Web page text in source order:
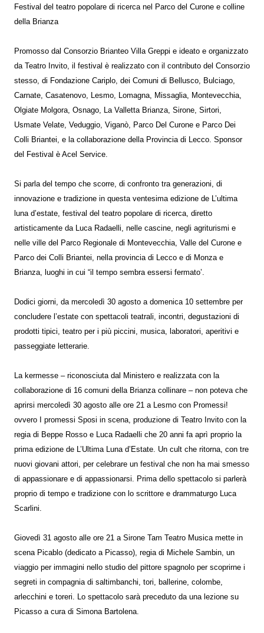
Festival del teatro popolare di ricerca nel Parco del Curone e colline
della Brianza
Promosso dal Consorzio Brianteo Villa Greppi e ideato e organizzato
da Teatro Invito, il festival è realizzato con il contributo del Consorzio
stesso, di Fondazione Cariplo, dei Comuni di Bellusco, Bulciago,
Carnate, Casatenovo, Lesmo, Lomagna, Missaglia, Montevecchia,
Olgiate Molgora, Osnago, La Valletta Brianza, Sirone, Sirtori,
Usmate Velate, Veduggio, Viganò, Parco Del Curone e Parco Dei
Colli Briantei, e la collaborazione della Provincia di Lecco. Sponsor
del Festival è Acel Service.
Si parla del tempo che scorre, di confronto tra generazioni, di
innovazione e tradizione in questa ventesima edizione de L’ultima
luna d’estate, festival del teatro popolare di ricerca, diretto
artisticamente da Luca Radaelli, nelle cascine, negli agriturismi e
nelle ville del Parco Regionale di Montevecchia, Valle del Curone e
Parco dei Colli Briantei, nella provincia di Lecco e di Monza e
Brianza, luoghi in cui “il tempo sembra essersi fermato’.
Dodici giorni, da mercoledì 30 agosto a domenica 10 settembre per
concludere l’estate con spettacoli teatrali, incontri, degustazioni di
prodotti tipici, teatro per i più piccini, musica, laboratori, aperitivi e
passeggiate letterarie.
La kermesse – riconosciuta dal Ministero e realizzata con la
collaborazione di 16 comuni della Brianza collinare – non poteva che
aprirsi mercoledì 30 agosto alle ore 21 a Lesmo con Promessi!
ovvero I promessi Sposi in scena, produzione di Teatro Invito con la
regia di Beppe Rosso e Luca Radaelli che 20 anni fa aprì proprio la
prima edizione de L’Ultima Luna d’Estate. Un cult che ritorna, con tre
nuovi giovani attori, per celebrare un festival che non ha mai smesso
di appassionare e di appassionarsi. Prima dello spettacolo si parlerà
proprio di tempo e tradizione con lo scrittore e drammaturgo Luca
Scarlini.
Giovedì 31 agosto alle ore 21 a Sirone Tam Teatro Musica mette in
scena Picablo (dedicato a Picasso), regia di Michele Sambin, un
viaggio per immagini nello studio del pittore spagnolo per scoprirne i
segreti in compagnia di saltimbanchi, tori, ballerine, colombe,
arlecchini e toreri. Lo spettacolo sarà preceduto da una lezione su
Picasso a cura di Simona Bartolena.